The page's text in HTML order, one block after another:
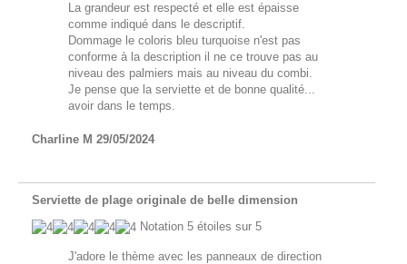
La grandeur est respecté et elle est épaisse
comme indiqué dans le descriptif.
Dommage le coloris bleu turquoise n'est pas
conforme à la description il ne ce trouve pas au
niveau des palmiers mais au niveau du combi.
Je pense que la serviette et de bonne qualité...
avoir dans le temps.
Charline M 29/05/2024
Serviette de plage originale de belle dimension
Notation 5 étoiles sur 5
J'adore le thème avec les panneaux de direction